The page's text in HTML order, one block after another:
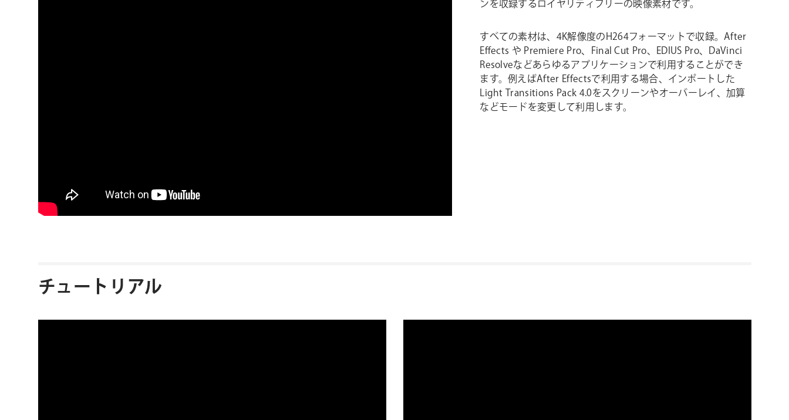
ンを収録するロイヤリティフリーの映像素材です。
すべての素材は、4K解像度のH264フォーマットで収録。After
Effects や Premiere Pro、Final Cut Pro、EDIUS Pro、DaVinci
Resolveなどあらゆるアプリケーションで利用することができ
ます。例えばAfter Effectsで利用する場合、インポートした
Light Transitions Pack 4.0をスクリーンやオーバーレイ、加算
などモードを変更して利用します。
チュートリアル